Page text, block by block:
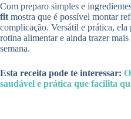
Com preparo simples e
fit mostra que é possível montar
complicação. Versátil e prática, ela
rotina alimentar e ainda trazer
semana.
Esta receita pode te interessar:
saudável e prática que facilita